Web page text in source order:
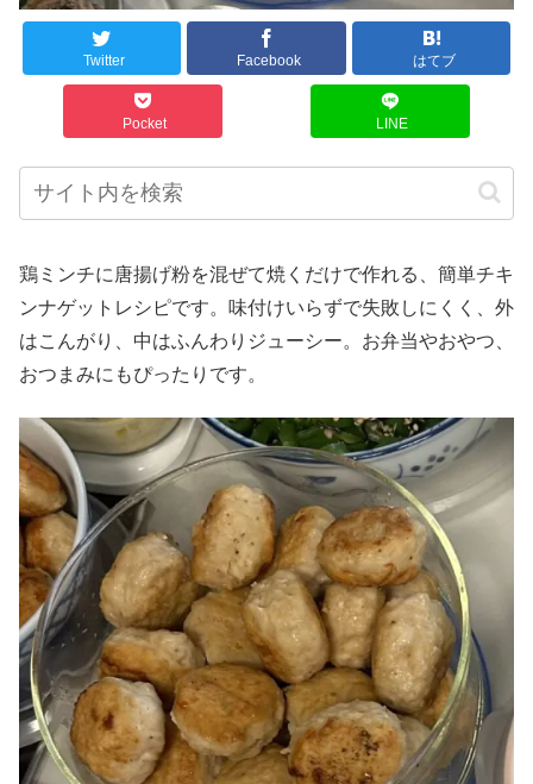
Twitter Facebook はてブ
Pocket LINE
鶏ミンチに唐揚げ粉を混ぜて焼くだけで作れる、簡単チキ
ンナゲットレシピです。味付けいらずで失敗しにくく、外
はこんがり、中はふんわりジューシー。お弁当やおやつ、
おつまみにもぴったりです。